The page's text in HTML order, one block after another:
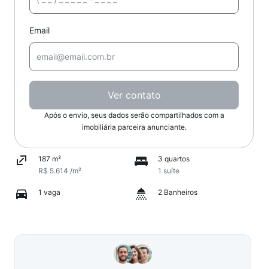
Email
Ver contato
Após o envio, seus dados serão compartilhados com a
imobiliária parceira anunciante.
187 m²
R$ 5.614 /m²
3 quartos
1 suíte
1 vaga 2 Banheiros